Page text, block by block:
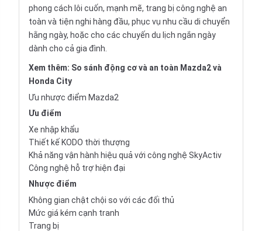
phong cách lôi cuốn, mạnh mẽ, trang bị công nghệ an
toàn và tiện nghi hàng đầu, phục vụ nhu cầu di chuyển
hằng ngày, hoặc cho các chuyến du lịch ngắn ngày
dành cho cả gia đình.
Xem thêm: So sánh động cơ và an toàn Mazda2 và
Honda City
Ưu nhược điểm Mazda2
Ưu điểm
Xe nhập khẩu
Thiết kế KODO thời thượng
Khả năng vận hành hiệu quả với công nghệ SkyActiv
Công nghệ hỗ trợ hiện đại
Nhược điểm
Không gian chật chội so với các đối thủ
Mức giá kém cạnh tranh
Trang bị